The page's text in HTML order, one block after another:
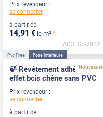
Prix revendeur :
se connecter
à partir de
14,91 € le m² *
ACCESS-7012
Nouveauté
Pvc Free Pose Intérieure
🍃 Revêtement adhésif
effet bois chêne sans PVC
Prix revendeur :
se connecter
à partir de